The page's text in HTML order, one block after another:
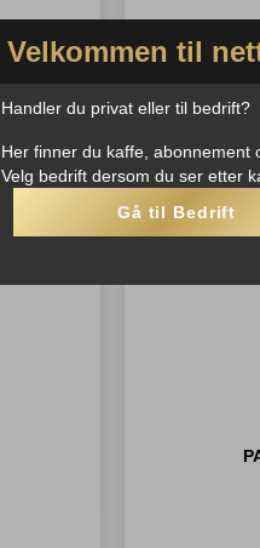
437,-
Velkommen til
Handler du privat eller til bedrift?
Her finner du kaffe, abonnement
Velg bedrift dersom du ser etter
Gå til Bedrift